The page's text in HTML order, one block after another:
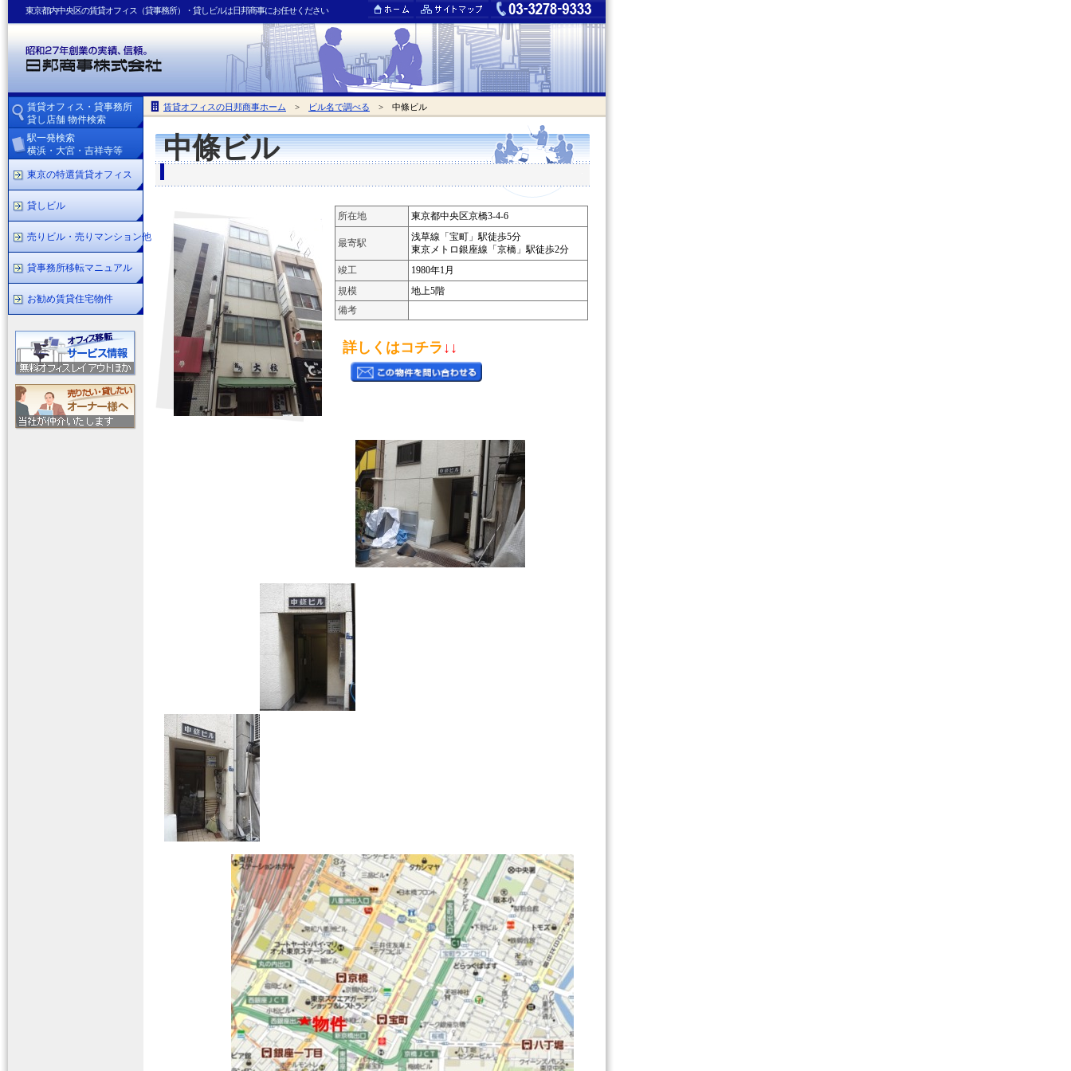
東京都内中央区の賃貸オフィス（貸事務所）・貸しビルは日邦商事にお任せください
賃貸オフィスの日邦商事ホーム > ビル名で調べる > 中條ビル
中條ビル
所在地 東京都中央区京橋3-4-6
最寄駅
浅草線「宝町」駅徒歩5分
東京メトロ銀座線「京橋」駅徒歩2分
竣工
1980年1月
規模
地上5階
備考
詳しくはコチラ ↓↓
賃貸オフィス・貸事務所
貸し店舗 物件検索
駅一発検索
横浜・大宮・吉祥寺等
東京の特選賃貸オフィス
貸しビル
売りビル・売りマンション他
貸事務所移転マニュアル
お勧め賃貸住宅物件